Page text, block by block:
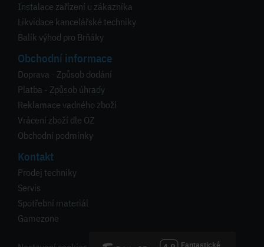
Instalace zařízení u zákazníka
Likvidace kancelářské techniky
Balík výhod pro Brňáky
Obchodní informace
Doprava - Způsob dodání
Platba - Způsob úhrady
Reklamace vadného zboží
Vrácení zboží dle OZ
Obchodní podmínky
Kontakt
Prodej techniky
Servis
Spotřební materiál
Gamezone